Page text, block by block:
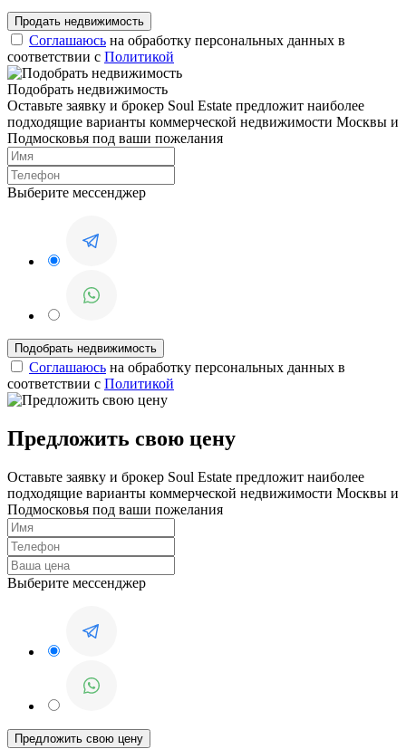
Соглашаюсь на обработку персональных данных в
соответствии с Политикой
Подобрать недвижимость
Оставьте заявку и брокер Soul Estate предложит наиболее
подходящие варианты коммерческой недвижимости Москвы и
Подмосковья под ваши пожелания
Выберите мессенджер
Соглашаюсь на обработку персональных данных в
соответствии с Политикой
Предложить свою цену
Оставьте заявку и брокер Soul Estate предложит наиболее
подходящие варианты коммерческой недвижимости Москвы и
Подмосковья под ваши пожелания
Выберите мессенджер